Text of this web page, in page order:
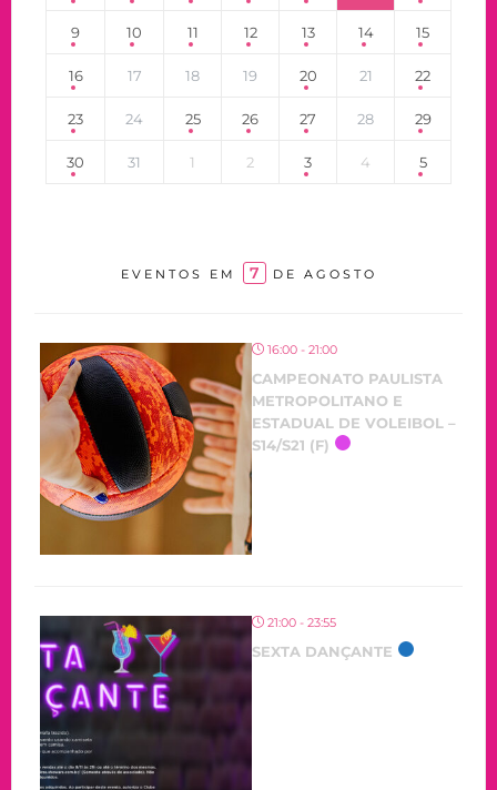
9 10 11 12 13 14 15
16 17 18 19 20 21 22
23 24 25 26 27 28 29
30 31 1 2 3 4 5
EVENTOS EM 7 DE AGOSTO
16:00 - 21:00
CAMPEONATO PAULISTA
METROPOLITANO E
ESTADUAL DE VOLEIBOL –
S14/S21 (F)
21:00 - 23:55
SEXTA DANÇANTE